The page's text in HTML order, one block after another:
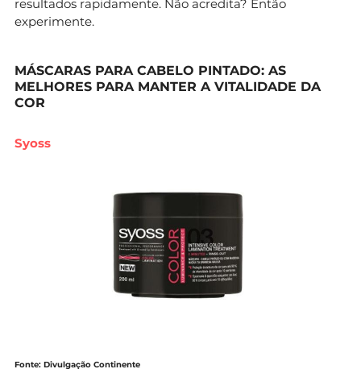
resultados rapidamente. Não acredita? Então
experimente.
MÁSCARAS PARA CABELO PINTADO: AS
MELHORES PARA MANTER A VITALIDADE DA
COR
Syoss
Fonte: Divulgação Continente